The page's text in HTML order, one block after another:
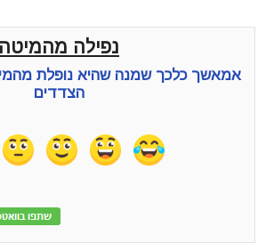
נפילה מהמיטה
אמאשך כלכך שמנה שהיא נופלת
הצדדים